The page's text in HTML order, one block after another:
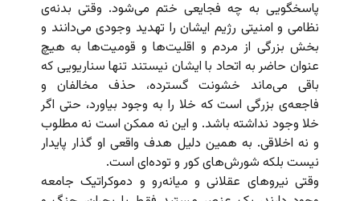
پاسخگویی به چه فجایعی ختم می‌شود. وقتی بدنه‌ی
نظامی و امنیتی رژیم ایشان را تهدید وجودی می‌دانند و
بخش بزرگی از مردم و اقلیت‌ها و قومیت‌ها به هیچ
عنوان حاضر به اتحاد با ایشان نیستند تنها سناریویی که
باقی می‌ماند خشونت گسترده، حذف مخالفان و
فاجعه‌ی بزرگی است که خلا را به وجود بیاورد، حتی اگر
خلا وجود نداشته باشد. و این نه ممکن است نه مطلوب
و نه اخلاقی. به همین دلیل هدف واقعی او گذار پایدار
نیست بلکه شورش‌های کور و توده‌ای است.
وقتی نیروهای عقلانی و میانه‌رو و دموکراتیک جامعه